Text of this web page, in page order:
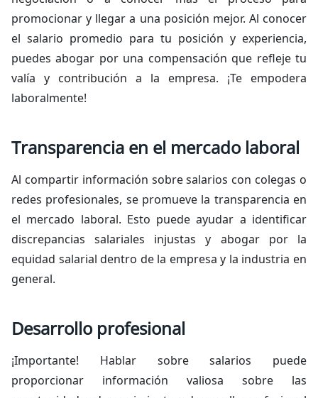
promocionar y llegar a una posición mejor. Al conocer
el salario promedio para tu posición y experiencia,
puedes abogar por una compensación que refleje tu
valía y contribución a la empresa. ¡Te empodera
laboralmente!
Transparencia en el mercado laboral
Al compartir información sobre salarios con colegas o
redes profesionales, se promueve la transparencia en
el mercado laboral. Esto puede ayudar a identificar
discrepancias salariales injustas y abogar por la
equidad salarial dentro de la empresa y la industria en
general.
Desarrollo profesional
¡Importante! Hablar sobre salarios puede
proporcionar información valiosa sobre las